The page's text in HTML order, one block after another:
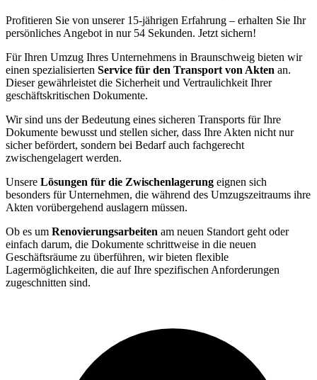
Profitieren Sie von unserer 15-jährigen Erfahrung – erhalten Sie Ihr
persönliches Angebot in nur 54 Sekunden. Jetzt sichern!
Für Ihren Umzug Ihres Unternehmens in Braunschweig bieten wir
einen spezialisierten Service für den Transport von Akten an.
Dieser gewährleistet die Sicherheit und Vertraulichkeit Ihrer
geschäftskritischen Dokumente.
Wir sind uns der Bedeutung eines sicheren Transports für Ihre
Dokumente bewusst und stellen sicher, dass Ihre Akten nicht nur
sicher befördert, sondern bei Bedarf auch fachgerecht
zwischengelagert werden.
Unsere Lösungen für die Zwischenlagerung eignen sich
besonders für Unternehmen, die während des Umzugszeitraums ihre
Akten vorübergehend auslagern müssen.
Ob es um Renovierungsarbeiten am neuen Standort geht oder
einfach darum, die Dokumente schrittweise in die neuen
Geschäftsräume zu überführen, wir bieten flexible
Lagermöglichkeiten, die auf Ihre spezifischen Anforderungen
zugeschnitten sind.